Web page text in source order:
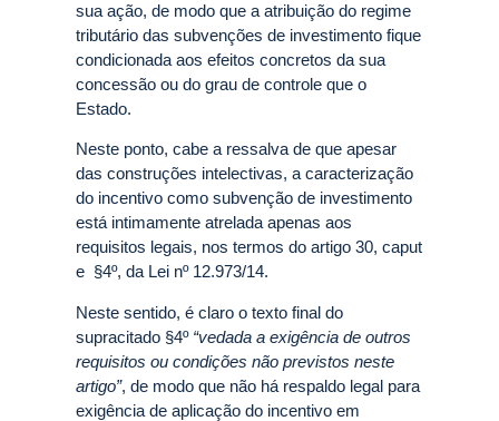
sua ação, de modo que a atribuição do regime
tributário das subvenções de investimento fique
condicionada aos efeitos concretos da sua
concessão ou do grau de controle que o
Estado.
Neste ponto, cabe a ressalva de que apesar
das construções intelectivas, a caracterização
do incentivo como subvenção de investimento
está intimamente atrelada apenas aos
requisitos legais, nos termos do artigo 30, caput
e §4º, da Lei nº 12.973/14.
Neste sentido, é claro o texto final do
supracitado §4º “vedada a exigência de outros
requisitos ou condições não previstos neste
artigo”, de modo que não há respaldo legal para
exigência de aplicação do incentivo em